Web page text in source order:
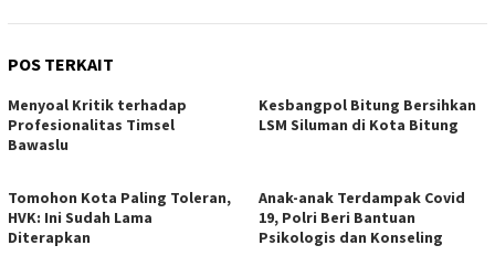
POS TERKAIT
Menyoal Kritik terhadap
Profesionalitas Timsel
Bawaslu
Kesbangpol Bitung Bersihkan
LSM Siluman di Kota Bitung
Tomohon Kota Paling Toleran,
HVK: Ini Sudah Lama
Diterapkan
Anak-anak Terdampak Covid
19, Polri Beri Bantuan
Psikologis dan Konseling